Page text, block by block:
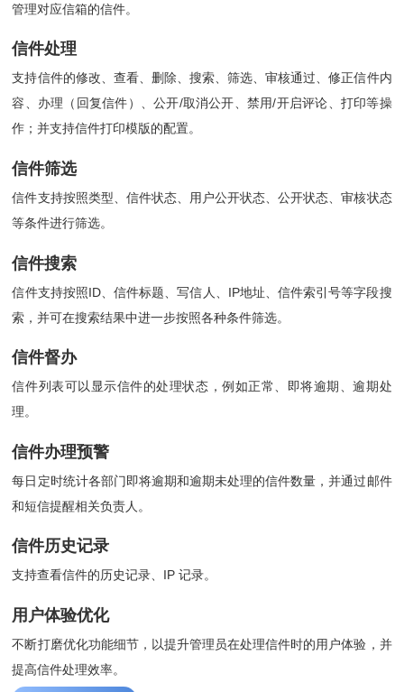
管理对应信箱的信件。
信件处理
支持信件的修改、查看、删除、搜索、筛选、审核通过、修正信件内
容、办理（回复信件）、公开/取消公开、禁用/开启评论、打印等操
作；并支持信件打印模版的配置。
信件筛选
信件支持按照类型、信件状态、用户公开状态、公开状态、审核状态
等条件进行筛选。
信件搜索
信件支持按照ID、信件标题、写信人、IP地址、信件索引号等字段搜
索，并可在搜索结果中进一步按照各种条件筛选。
信件督办
信件列表可以显示信件的处理状态，例如正常、即将逾期、逾期处
理。
信件办理预警
每日定时统计各部门即将逾期和逾期未处理的信件数量，并通过邮件
和短信提醒相关负责人。
信件历史记录
支持查看信件的历史记录、IP 记录。
用户体验优化
不断打磨优化功能细节，以提升管理员在处理信件时的用户体验，并
提高信件处理效率。